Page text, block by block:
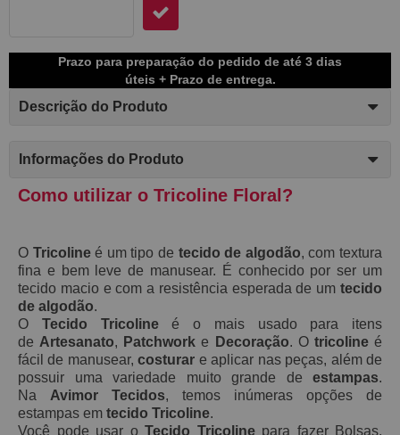
Prazo para preparação do pedido de até 3 dias
úteis + Prazo de entrega.
Descrição do Produto
Informações do Produto
Como utilizar o Tricoline Floral?
O Tricolineé um tipo de tecido de algodão, com textura
fina e bem leve de manusear. É conhecido por ser um
tecido macio e com a resistência esperada de um tecido
de algodão.
O Tecido Tricolineé o mais usado para itens
de Artesanato, Patchwork e Decoração. O tricolineé
fácil de manusear,costurar e aplicar nas peças, além de
possuir uma variedade muito grande de estampas.
Na Avimor Tecidos, temos inúmeras opções de
estampas em tecido Tricoline.
Você pode usar o Tecido Tricolinepara fazer Bolsas,